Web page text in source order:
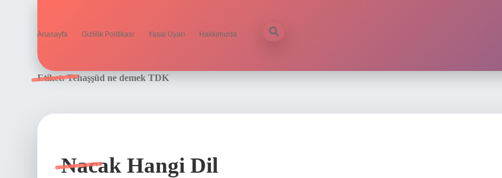
Anasayfa Gizlilik Politikası Yasal Uyarı Hakkımızda
Etiket:Tehaşşüd ne demek TDK
Nacak Hangi Dil